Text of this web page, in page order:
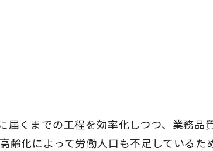
届くまでの工程を効率化しつつ、業務品
齢化によって労働人口も不足しているた